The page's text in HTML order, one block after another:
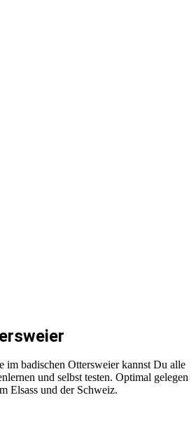
im badischen Ottersweier kannst Du alle
und selbst testen. Optimal gelegen
Elsass und der Schweiz.